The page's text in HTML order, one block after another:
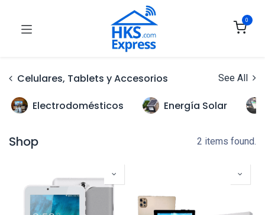
0
Celulares, Tablets y Accesorios See All
Electrodomésticos Energía Solar
Shop 2 items found.